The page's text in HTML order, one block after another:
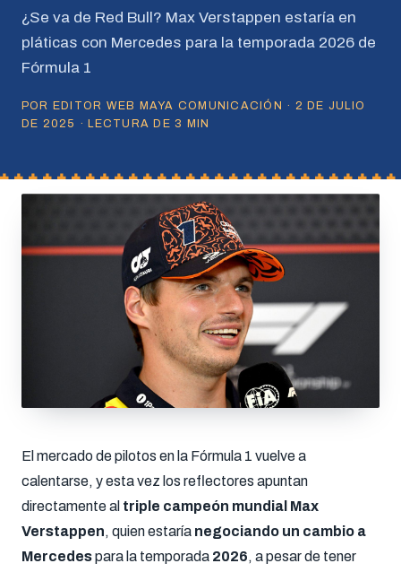
¿Se va de Red Bull? Max Verstappen estaría en
pláticas con Mercedes para la temporada 2026 de
Fórmula 1
POR EDITOR WEB MAYA COMUNICACIÓN · 2 DE JULIO
DE 2025 · LECTURA DE 3 MIN
El mercado de pilotos en la Fórmula 1 vuelve a
calentarse, y esta vez los reflectores apuntan
directamente al triple campeón mundial Max
Verstappen, quien estaría negociando un cambio a
Mercedespara la temporada 2026, a pesar de tener